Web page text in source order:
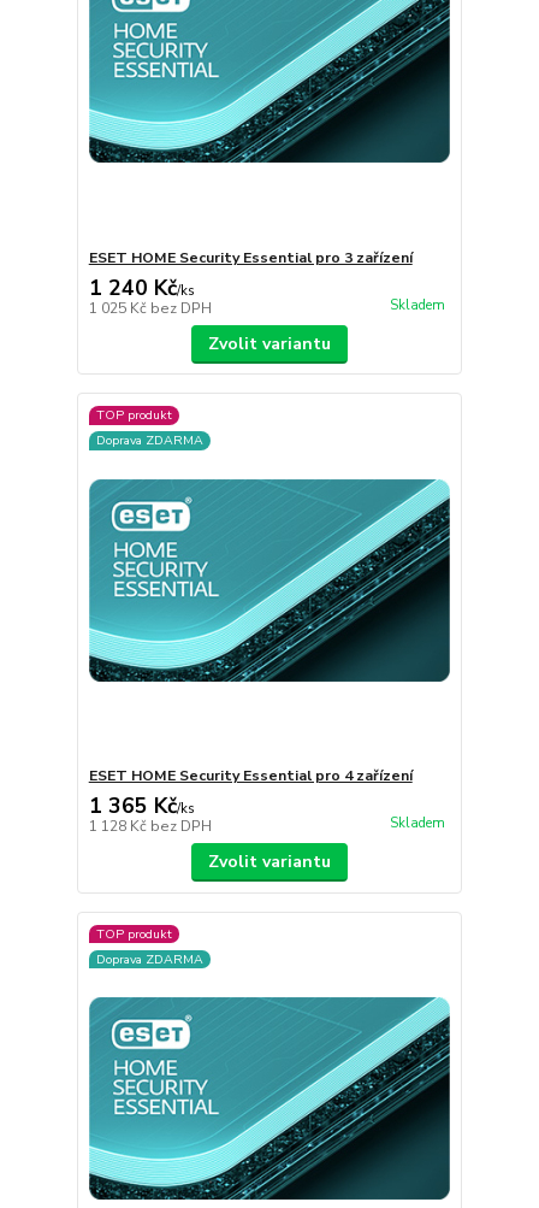
ESET HOME Security Essential pro 3 zařízení
1 240 Kč/ks
1 025 Kč bez DPH Skladem
Zvolit variantu
TOP produkt
Doprava ZDARMA
ESET HOME Security Essential pro 4 zařízení
1 365 Kč/ks
1 128 Kč bez DPH Skladem
Zvolit variantu
TOP produkt
Doprava ZDARMA